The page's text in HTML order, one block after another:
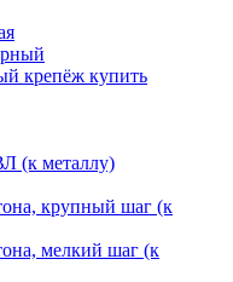
крепёж купить
(к металлу)
крупный шаг (к
мелкий шаг (к